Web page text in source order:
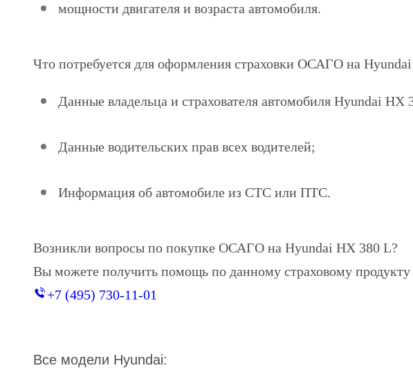
мощности двигателя и возраста автомобиля.
Что потребуется для оформления страховки ОСАГО на
Данные владельца и страхователя автомобиля Hyundai HX
Данные водительских прав всех водителей;
Информация об автомобиле из СТС или ПТС.
Возникли вопросы по покупке ОСАГО на Hyundai HX 380 L?
Вы можете получить помощь по данному страховому
+7 (495) 730-11-01
Все модели Hyundai: